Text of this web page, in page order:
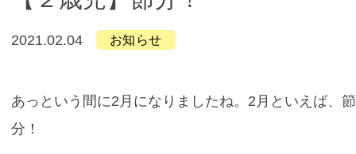
2021.02.04 お知らせ
あっという間に2月になりましたね。2月といえば、節
分！